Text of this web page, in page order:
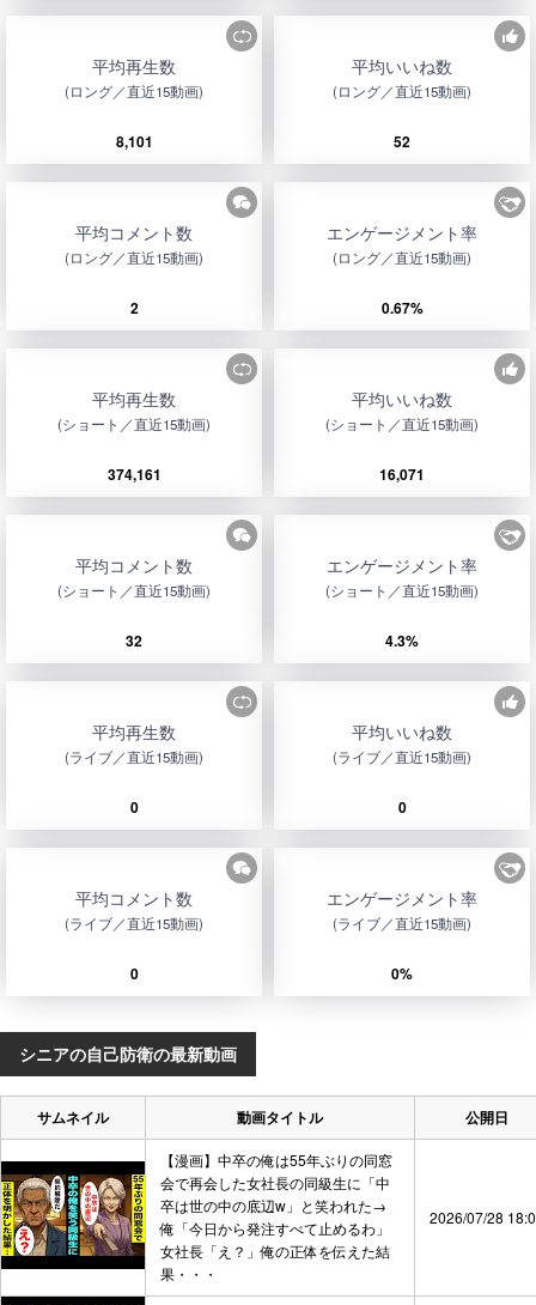
平均再生数
(ロング／直近15動画)
8,101
平均いいね数
(ロング／直近15動画)
52
平均コメント数
(ロング／直近15動画)
2
エンゲージメント率
(ロング／直近15動画)
0.67%
平均再生数
(ショート／直近15動画)
374,161
平均いいね数
(ショート／直近15動画)
16,071
平均コメント数
(ショート／直近15動画)
32
エンゲージメント率
(ショート／直近15動画)
4.3%
平均再生数
(ライブ／直近15動画)
0
平均いいね数
(ライブ／直近15動画)
0
平均コメント数
(ライブ／直近15動画)
0
エンゲージメント率
(ライブ／直近15動画)
0%
シニアの自己防衛の最新動画
サムネイル 動画タイトル 公開日
【漫画】中卒の俺は55年ぶりの同窓
会で再会した女社長の同級生に「中
卒は世の中の底辺w」と笑われた→
俺「今日から発注すべて止めるわ」
女社長「え？」俺の正体を伝えた結
果・・・
2026/07/28